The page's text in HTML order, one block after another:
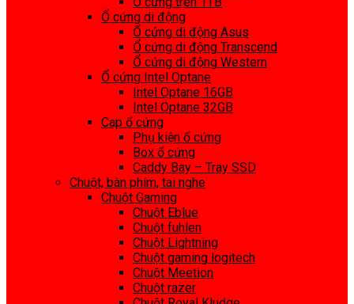
Ổ cứng di động
Ổ cứng di động Asus
Ổ cứng di động Transcend
Ổ cứng di động Western
Ổ cứng Intel Optane
Intel Optane 16GB
Intel Optane 32GB
Cap ổ cứng
Phụ kiện ổ cứng
Box ổ cứng
Caddy Bay – Tray SSD
Chuột, bàn phím, tai nghe
Chuột Gaming
Chuột Eblue
Chuột fuhlen
Chuột Lightning
Chuột gaming logitech
Chuột Meetion
Chuột razer